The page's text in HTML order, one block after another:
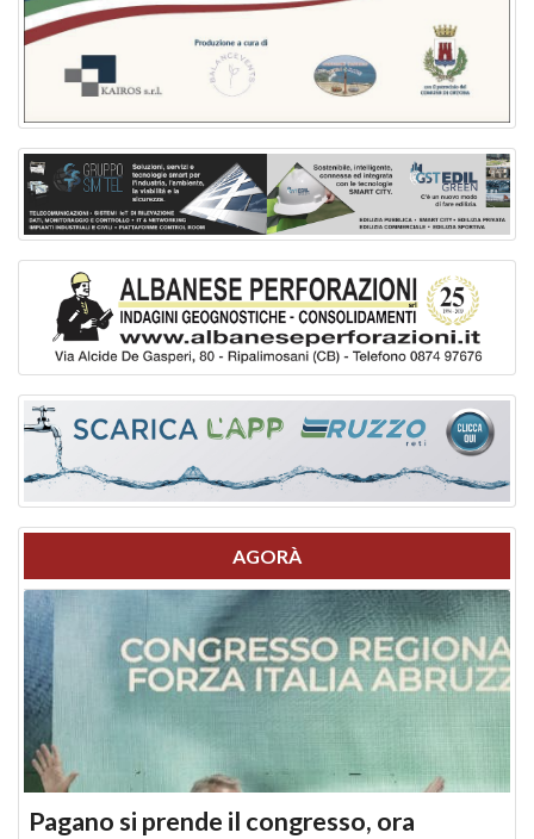
AGORÀ
Pagano si prende il congresso, ora